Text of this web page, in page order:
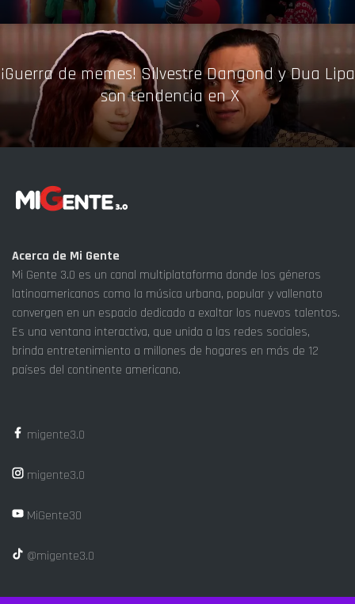
¡Guerra de memes! Silvestre Dangond y Dua Lipa
son tendencia en X
Acerca de Mi Gente
Mi Gente 3.0 es un canal multiplataforma donde los géneros
latinoamericanos como la música urbana, popular y vallenato
convergen en un espacio dedicado a exaltar los nuevos talentos.
Es una ventana interactiva, que unida a las redes sociales,
brinda entretenimiento a millones de hogares en más de 12
países del continente americano.
migente3.0
migente3.0
MiGente30
@migente3.0